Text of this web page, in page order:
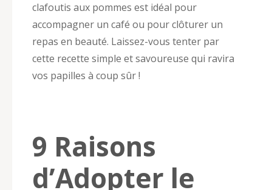
clafoutis aux pommes est idéal pour
accompagner un café ou pour clôturer un
repas en beauté. Laissez-vous tenter par
cette recette simple et savoureuse qui ravira
vos papilles à coup sûr !
9 Raisons
d’Adopter le